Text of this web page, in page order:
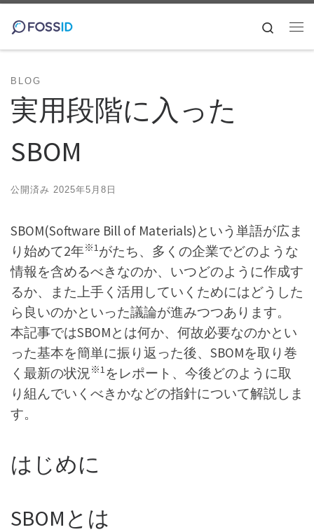
コンテンツへスキップ
Search
BLOG
実用段階に入った
SBOM
公開済み 2025年5月8日
SBOM(Software Bill of Materials)という単語が広ま
り始めて2年※1がたち、多くの企業でどのような
情報を含めるべきなのか、いつどのように作成す
るか、また上手く活用していくためにはどうした
ら良いのかといった議論が進みつつあります。
本記事ではSBOMとは何か、何故必要なのかとい
った基本を簡単に振り返った後、SBOMを取り巻
く最新の状況※1をレポート、今後どのように取
り組んでいくべきかなどの指針について解説しま
す。
はじめに
SBOMとは